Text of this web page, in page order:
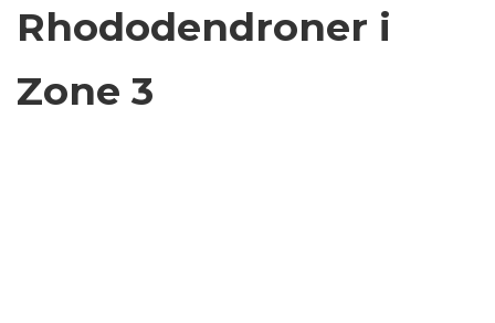
Rhododendroner i
Zone 3